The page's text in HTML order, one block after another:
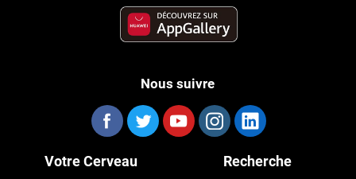
Nous suivre
Votre Cerveau Recherche